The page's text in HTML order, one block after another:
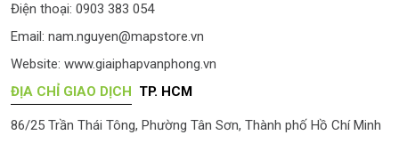
Điện thoại: 0903 383 054
Email: nam.nguyen@mapstore.vn
Website: www.giaiphapvanphong.vn
ĐỊA CHỈ GIAO DỊCH
TP. HCM
86/25 Trần Thái Tông, Phường Tân Sơn, Thành phố Hồ Chí Minh